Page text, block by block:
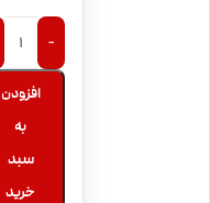
-
افزودن
به
سبد
خرید